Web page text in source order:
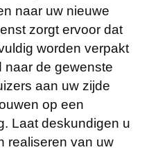
naar uw nieuwe
zorgt ervoor dat
worden verpakt
naar de gewenste
aan uw zijde
op een
Laat deskundigen u
realiseren van uw